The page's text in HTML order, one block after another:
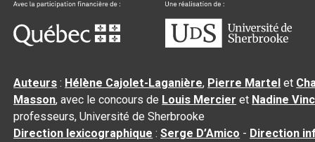
Auteurs : Hélène Cajolet-Laganière, Pierre Martel et
Masson, avec le concours de Louis Mercier et Nadine
professeurs, Université de Sherbrooke
Direction lexicographique :Serge D’Amico - Direction